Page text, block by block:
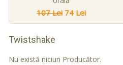
107 Lei 74 Lei
Twistshake
Nu există niciun Producător.